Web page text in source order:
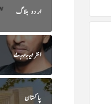
اردو بلاگ
انٹرٹینمنٹ
پاکستان